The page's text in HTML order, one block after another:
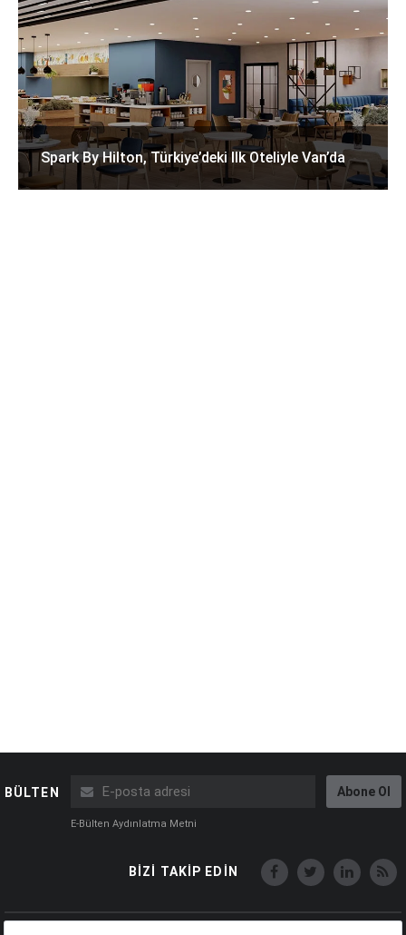
Spark By Hilton, Türkiye’deki Ilk Oteliyle Van’da
BÜLTEN Abone Ol
E-Bülten Aydınlatma Metni
BİZİ TAKİP EDİN